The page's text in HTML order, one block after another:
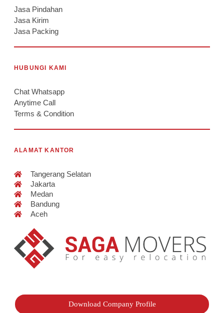
Jasa Pindahan
Jasa Kirim
Jasa Packing
HUBUNGI KAMI
Chat Whatsapp
Anytime Call
Terms & Condition
ALAMAT KANTOR
Tangerang Selatan
Jakarta
Medan
Bandung
Aceh
Download Company Profile